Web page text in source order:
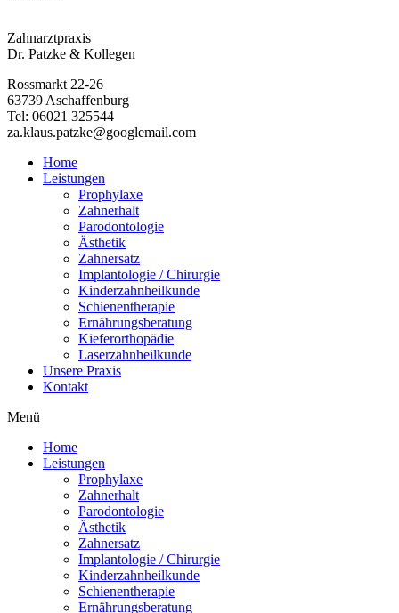
Zahnarztpraxis
Dr. Patzke & Kollegen
Rossmarkt 22-26
63739 Aschaffenburg
Tel: 06021 325544
za.klaus.patzke@googlemail.com
Home
Leistungen
Prophylaxe
Zahnerhalt
Parodontologie
Ästhetik
Zahnersatz
Implantologie / Chirurgie
Kinderzahnheilkunde
Schienentherapie
Ernährungsberatung
Kieferorthopädie
Laserzahnheilkunde
Unsere Praxis
Kontakt
Menü
Home
Leistungen
Prophylaxe
Zahnerhalt
Parodontologie
Ästhetik
Zahnersatz
Implantologie / Chirurgie
Kinderzahnheilkunde
Schienentherapie
Ernährungsberatung